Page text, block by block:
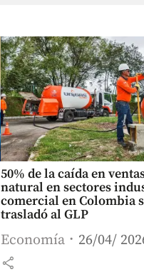
50% de la caída en
natural en sectores
comercial en Colombia
trasladó al GLP
Economía 26/04/
share